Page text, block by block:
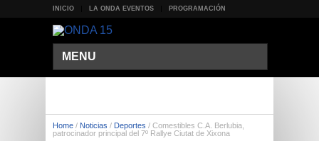
INICIO LA ONDA EVENTOS PROGRAMACIÓN
MENU
Home / Noticias / Deportes / Comestibles C.A. Berlubia,
patrocinador principal del 7º Rallye Ciutat de Xixona